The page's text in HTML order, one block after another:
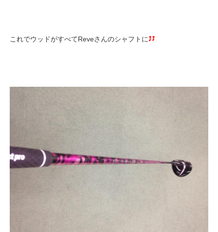
これでウッドがすべてReveさんのシャフトに